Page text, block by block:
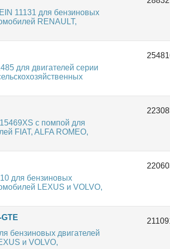
11131 для бензиновых
RENAULT,
для двигателей серии
с помпой для
FIAT, ALFA ROMEO,
для бензиновых
LEXUS и VOLVO,
бензиновых двигателей
и VOLVO,